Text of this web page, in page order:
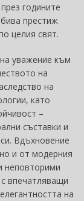
годините
престиж
целия свят.
уважение към
на
на
като
–
съставки и
Вдъхновение
и от модерния
неповторими
впечатляващи
на